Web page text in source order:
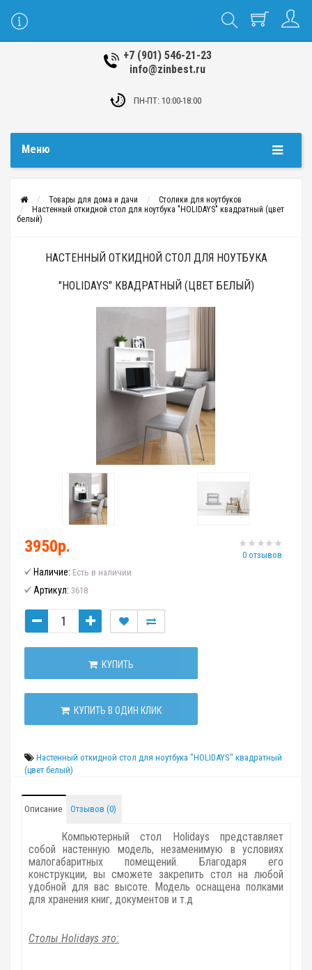
+7 (901) 546-21-23
info@zinbest.ru
ПН-ПТ: 10:00-18:00
Меню
Товары для дома и дачи
Столики для ноутбуков
Настенный откидной стол для ноутбука "HOLIDAYS" квадратный (цвет
белый)
НАСТЕННЫЙ ОТКИДНОЙ СТОЛ ДЛЯ НОУТБУКА
"HOLIDAYS" КВАДРАТНЫЙ (ЦВЕТ БЕЛЫЙ)
0 отзывов
3950р.
Наличие: Есть в наличии
Артикул: 3618
КУПИТЬ
КУПИТЬ В ОДИН КЛИК
Настенный откидной стол для ноутбука "HOLIDAYS" квадратный
(цвет белый)
Описание Отзывов (0)
Компьютерный стол Holidays представляет
собой настенную модель, незаменимую в условиях
малогабаритных помещений. Благодаря его
конструкции, вы сможете закрепить стол на любой
удобной для вас высоте. Модель оснащена полками
для хранения книг, документов и т.д
Столы Holidays это: